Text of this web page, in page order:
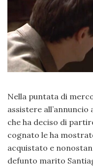
Nella puntata di
assistere all’annuncio
che ha deciso di
cognato le ha
acquistato e
defunto marito